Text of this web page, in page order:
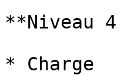
**Niveau 4
* Charge